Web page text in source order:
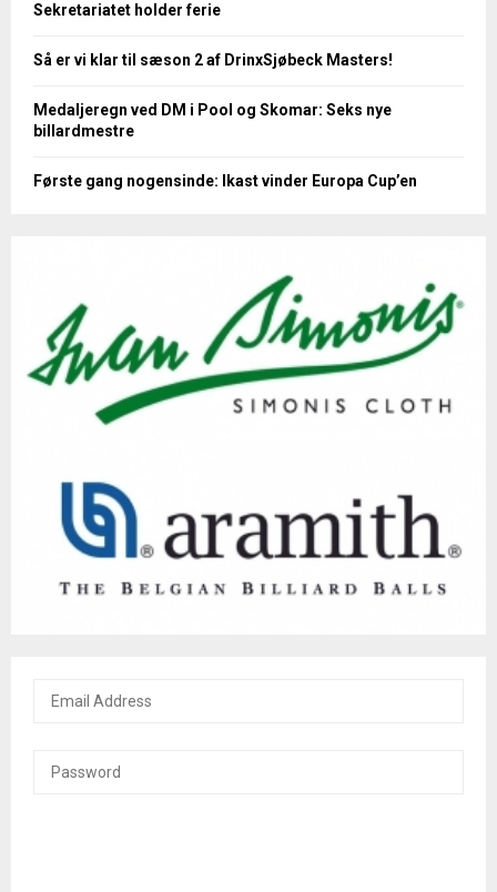
Sekretariatet holder ferie
Så er vi klar til sæson 2 af DrinxSjøbeck Masters!
Medaljeregn ved DM i Pool og Skomar: Seks nye
billardmestre
Første gang nogensinde: Ikast vinder Europa Cup’en